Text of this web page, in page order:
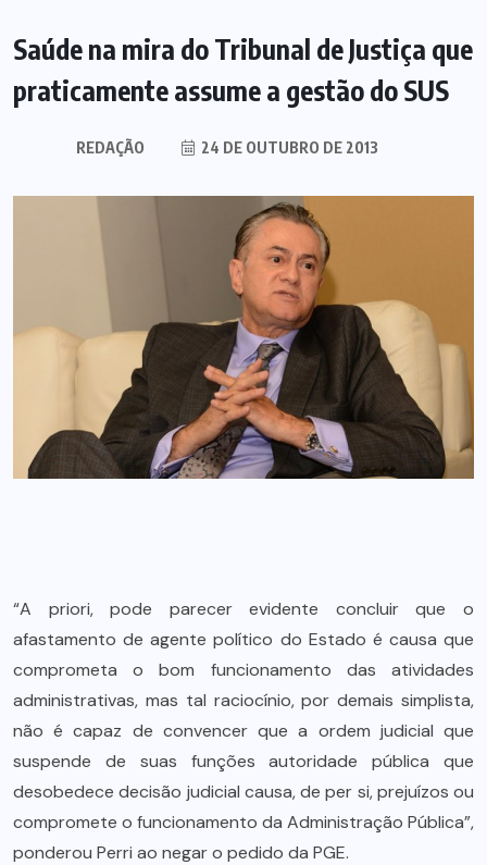
Saúde na mira do Tribunal de Justiça que
praticamente assume a gestão do SUS
REDAÇÃO 24 DE OUTUBRO DE 2013
“A priori, pode parecer evidente concluir que o
afastamento de agente político do Estado é causa que
comprometa o bom funcionamento das atividades
administrativas, mas tal raciocínio, por demais simplista,
não é capaz de convencer que a ordem judicial que
suspende de suas funções autoridade pública que
desobedece decisão judicial causa, de per si, prejuízos ou
compromete o funcionamento da Administração Pública”,
ponderou Perri ao negar o pedido da PGE.